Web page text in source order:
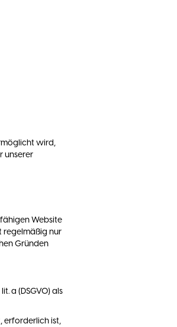
wird,
unserer
Website
regelmäßig nur
Gründen
a (DSGVO) als
erforderlich ist,